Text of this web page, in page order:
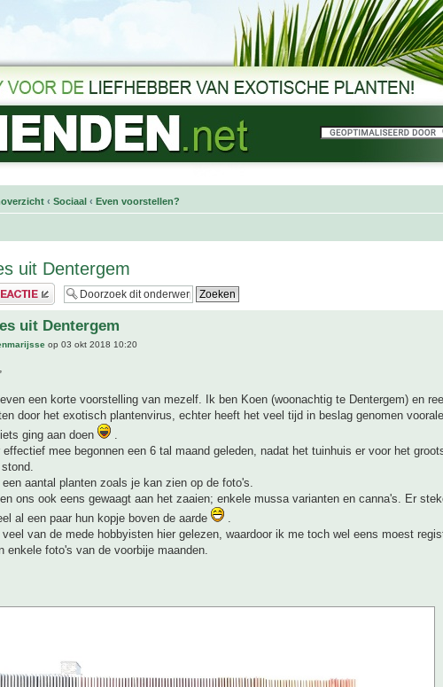
‹ Sociaal ‹ Even voorstellen?
uit Dentergem
uit Dentergem
op 03 okt 2018 10:20
een korte voorstelling van mezelf. Ik ben Koen (woonachtig te Dentergem) en
door het exotisch plantenvirus, echter heeft het veel tijd in beslag genomen
ging aan doen
.
effectief mee begonnen een 6 tal maand geleden, nadat het tuinhuis er voor het
een aantal planten zoals je kan zien op de foto's.
ons ook eens gewaagt aan het zaaien; enkele mussa varianten en canna's. Er
al een paar hun kopje boven de aarde
.
veel van de mede hobbyisten hier gelezen, waardoor ik me toch wel eens moest
enkele foto's van de voorbije maanden.